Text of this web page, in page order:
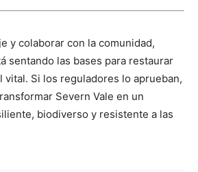
y colaborar con la comunidad,
sentando las bases para restaurar
vital. Si los reguladores lo aprueban,
Severn Vale en un
biodiverso y resistente a las